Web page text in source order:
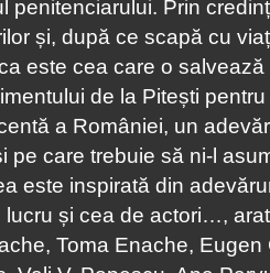
penitenciarului. Prin
și, după ce scapă cu
este cea care o
de la Pitești
a României, un
pe care trebuie să ni-l
este inspirată din
lucru și cea de actori…,
Toma Enache, Eugen